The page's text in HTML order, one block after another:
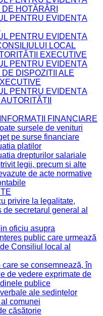
HOTĂRÂRI
PENTRU EVIDENȚA
PENTRU EVIDENȚA
LOCAL
EXECUTIVE
PENTRU EVIDENȚA
DISPOZIȚII ALE
PENTRU EVIDENȚA
FINANCIARE
sursele de venituri
pe surse financiare
platilor
drepturilor salariale
legii, precum si alte
de acte normative
privire la legalitate,
de secretarul general al
oficiu asupra
public care urmează
Consiliul local al
se consemnează, în
de vedere exprimate de
publice
ale ședințelor
comunei
căsătorie